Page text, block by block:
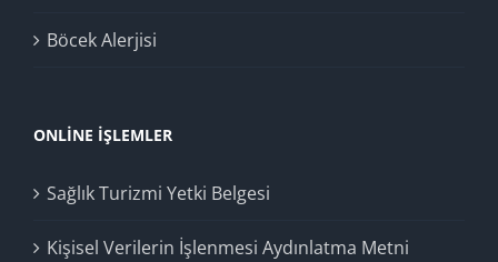
Böcek Alerjisi
ONLINE İŞLEMLER
Sağlık Turizmi Yetki Belgesi
Kişisel Verilerin İşlenmesi Aydınlatma Metni